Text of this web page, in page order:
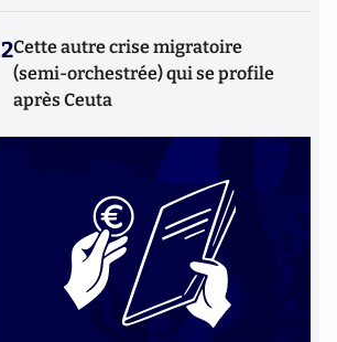
2Cette autre crise migratoire
(semi-orchestrée) qui se profile
après Ceuta